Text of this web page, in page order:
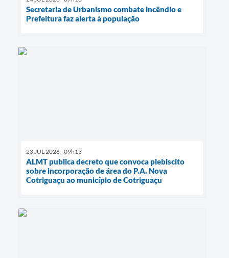
Secretaria de Urbanismo combate incêndio e
Prefeitura faz alerta à população
23 JUL 2026 - 09h13
ALMT publica decreto que convoca plebiscito
sobre incorporação de área do P.A. Nova
Cotriguaçu ao município de Cotriguaçu